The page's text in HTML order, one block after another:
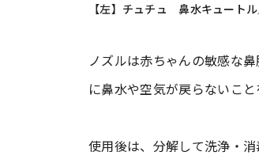
【左】チュチュ 鼻水キュート
ノズルは赤ちゃんの敏感な
に鼻水や空気が戻らないこ
使用後は、分解して洗浄・